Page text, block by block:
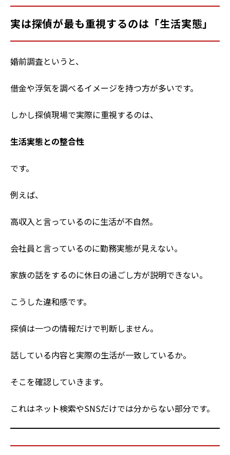
実は探偵が最も重視するのは「生活実態」
婚前調査というと、
借金や浮気を調べるイメージを持つ方が多いです。
しかし探偵現場で実際に重視するのは、
生活実態との整合性
です。
例えば、
高収入と言っているのに生活が不自然。
会社員と言っているのに勤務実態が見えない。
家族の話をするのに休日の過ごし方が説明できない。
こうした違和感です。
探偵は一つの情報だけで判断しません。
話している内容と実際の生活が一致しているか。
そこを確認していきます。
これはネット検索やSNSだけでは分からない部分です。